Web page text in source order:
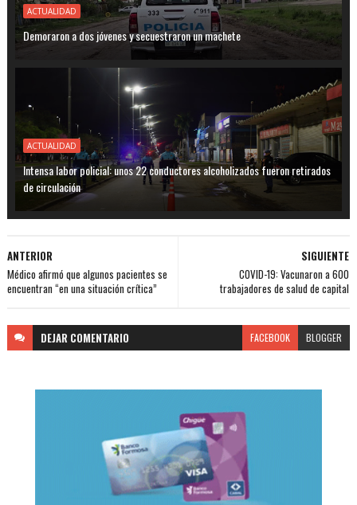
ACTUALIDAD
Demoraron a dos jóvenes y secuestraron un machete
ACTUALIDAD
Intensa labor policial: unos 22 conductores alcoholizados fueron retirados
de circulación
SIGUIENTE
COVID-19: Vacunaron a 600
trabajadores de salud de capital
ANTERIOR
Médico afirmó que algunos pacientes se
encuentran “en una situación crítica”
DEJAR COMENTARIO FACEBOOK BLOGGER